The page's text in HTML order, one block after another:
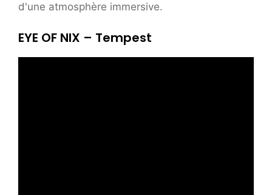
d'une atmosphère immersive.
EYE OF NIX – Tempest